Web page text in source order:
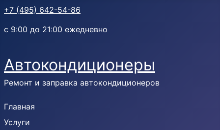
+7 (495) 642-54-86
с 9:00 до 21:00 ежедневно
Автокондиционеры
Ремонт и заправка автокондиционеров
Главная
Услуги